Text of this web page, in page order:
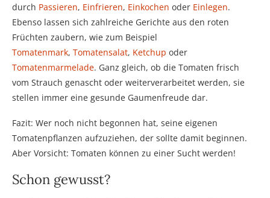
durch Passieren, Einfrieren, Einkochen oder Einlegen.
Ebenso lassen sich zahlreiche Gerichte aus den roten
Früchten zaubern, wie zum Beispiel
Tomatenmark, Tomatensalat, Ketchup oder
Tomatenmarmelade. Ganz gleich, ob die Tomaten frisch
vom Strauch genascht oder weiterverarbeitet werden, sie
stellen immer eine gesunde Gaumenfreude dar.
Fazit: Wer noch nicht begonnen hat, seine eigenen
Tomatenpflanzen aufzuziehen, der sollte damit beginnen.
Aber Vorsicht: Tomaten können zu einer Sucht werden!
Schon gewusst?